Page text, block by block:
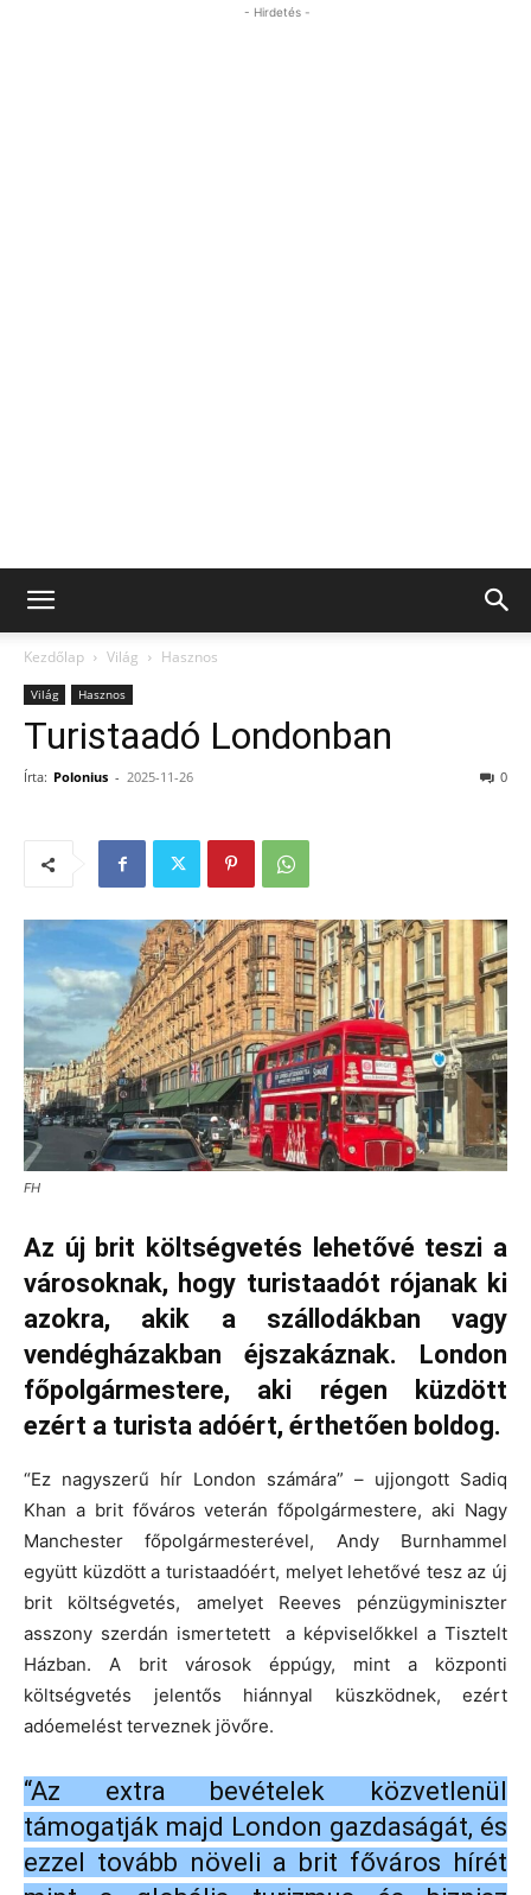
- Hirdetés -
Kezdőlap Világ Hasznos
Világ Hasznos
Turistaadó Londonban
Írta: Polonius - 2025-11-26 0
FH
Az új brit költségvetés lehetővé teszi a
városoknak, hogy turistaadót rójanak ki
azokra, akik a szállodákban vagy
vendégházakban éjszakáznak. London
főpolgármestere, aki régen küzdött
ezért a turista adóért, érthetően boldog.
“Ez nagyszerű hír London számára” – ujjongott Sadiq
Khan a brit főváros veterán főpolgármestere, aki Nagy
Manchester főpolgármesterével, Andy Burnhammel
együtt küzdött a turistaadóért, melyet lehetővé tesz az új
brit költségvetés, amelyet Reeves pénzügyminiszter
asszony szerdán ismertetett a képviselőkkel a Tisztelt
Házban. A brit városok éppúgy, mint a központi
költségvetés jelentős hiánnyal küszködnek, ezért
adóemelést terveznek jövőre.
“Az extra bevételek közvetlenül
támogatják majd London gazdaságát, és
ezzel tovább növeli a brit főváros hírét